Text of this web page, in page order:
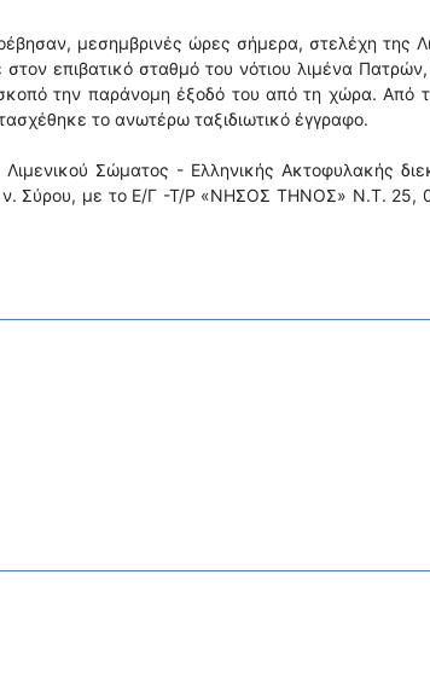
μεσημβρινές ώρες σήμερα, στελέχη της
επιβατικό σταθμό του νότιου λιμένα
την παράνομη έξοδό του από τη χώρα. Από
το ανωτέρω ταξιδιωτικό έγγραφο.
Σώματος - Ελληνικής Ακτοφυλακής
ν. Σύρου, με το Ε/Γ -Τ/Ρ «ΝΗΣΟΣ ΤΗΝΟΣ» Ν.Τ. 25,